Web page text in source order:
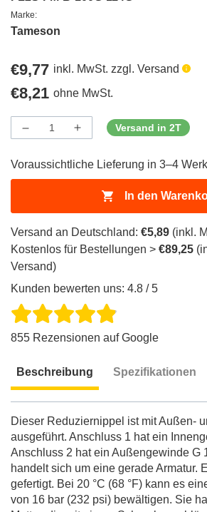
Marke:
Tameson
Regulärer
Preis
€9,77 inkl. MwSt. zzgl. Versand
Regulärer
Preis
€8,21 ohne MwSt.
Menge
Menge
verringern
ProductDrop
Menge
erhöhen
ProductDrop
Versand in 2T
Voraussichtliche Lieferung in 3–4
In den
Versand an Deutschland: €5,89 (inkl.
Kostenlos für Bestellungen > €89,25
Versand)
Kunden bewerten uns: 4.8 / 5
855 Rezensionen auf Google
Beschreibung Spezifikationen
Dieser Reduziernippel ist mit Außen-
ausgeführt. Anschluss 1 hat ein
Anschluss 2 hat ein Außengewinde G
handelt sich um eine gerade Armatur.
gefertigt. Bei 20 °C (68 °F) kann es
von 16 bar (232 psi) bewältigen. Sie